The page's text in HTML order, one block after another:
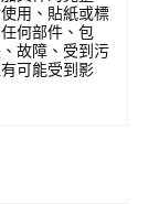
用、貼紙或標
何部件、包
故障、受到污
可能受到影